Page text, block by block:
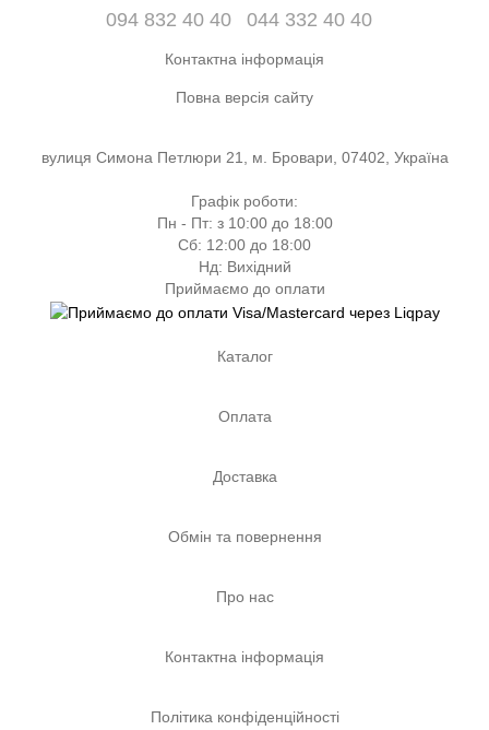
094 832 40 40 044 332 40 40
Контактна інформація
Повна версія сайту
вулиця Симона Петлюри 21, м. Бровари, 07402, Україна
Графік роботи:
Пн - Пт: з 10:00 до 18:00
Сб: 12:00 до 18:00
Нд: Вихідний
Приймаємо до оплати
Каталог
Оплата
Доставка
Обмін та повернення
Про нас
Контактна інформація
Політика конфіденційності